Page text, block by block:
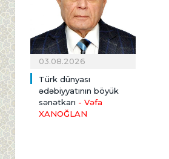
03.08.2026
Türk dünyası
ədəbiyyatının böyük
sənətkarı - Vəfa
XANOĞLAN